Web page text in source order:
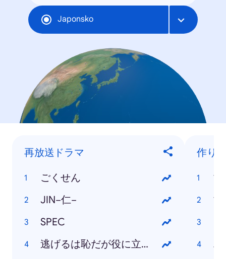
Japonsko
再放送ドラマ
ごくせん
JIN−仁−
SPEC
逃げるは恥だが役に立つ
作り
マ
マ
エ